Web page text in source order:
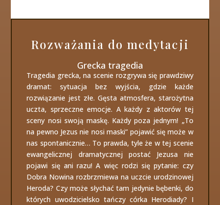
Rozważania do medytacji
Grecka tragedia
Tragedia grecka, na scenie rozgrywa się prawdziwy
dramat: sytuacja bez wyjścia, gdzie każde
rozwiązanie jest złe. Gęsta atmosfera, starożytna
uczta, sprzeczne emocje. A każdy z aktorów tej
sceny nosi swoją maskę. Każdy poza jednym! „To
na pewno Jezus nie nosi maski” pojawić się może w
nas spontanicznie… To prawda, tyle że w tej scenie
ewangelicznej dramatycznej postać Jezusa nie
pojawi się ani razu! A więc rodzi się pytanie: czy
Dobra Nowina rozbrzmiewa na uczcie urodzinowej
Heroda? Czy może słychać tam jedynie bębenki, do
których uwodzicielsko tańczy córka Herodiady? I